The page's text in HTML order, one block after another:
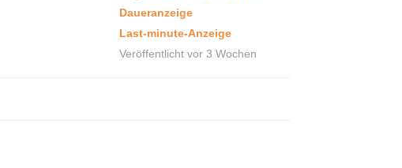
Daueranzeige
Last-minute-Anzeige
Veröffentlicht vor 3 Wochen